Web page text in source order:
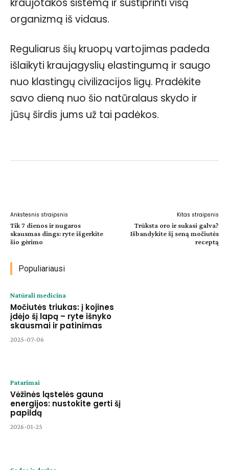
organizmą iš vidaus.
Reguliarus šių kruopų vartojimas padeda
išlaikyti kraujagyslių elastingumą ir saugo
nuo klastingų civilizacijos ligų. Pradėkite
savo dieną nuo šio natūralaus skydo ir
jūsų širdis jums už tai padėkos.
Ankstesnis straipsnis
Tik 7 dienos ir nugaros
skausmas dings: ryte išgerkite
šio gėrimo
Kitas straipsnis
Trūksta oro ir sukasi galva?
Išbandykite šį seną močiutės
receptą
Populiariausi
Natūrali medicina
Močiutės triukas: į kojines
įdėjo šį lapą – ryte išnyko
skausmai ir patinimas
2025-07-06
Patarimai
Vėžinės ląstelės gauna
energijos: nustokite gerti šį
papildą
2026-01-25